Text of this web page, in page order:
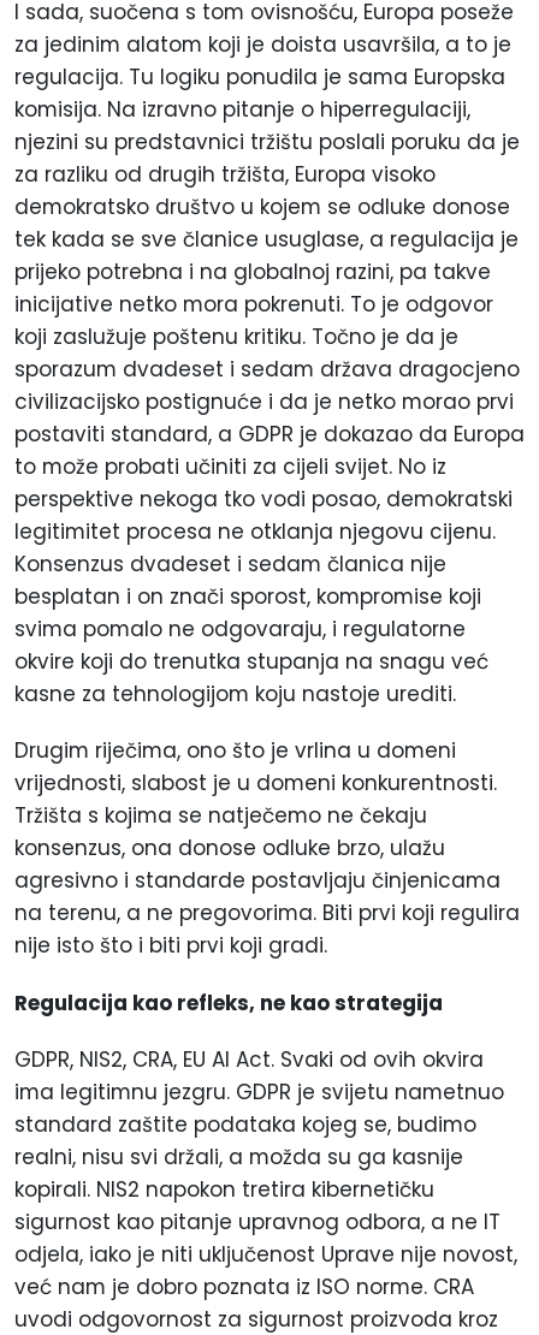
I sada, suočena s tom ovisnošću, Europa poseže
za jedinim alatom koji je doista usavršila, a to je
regulacija. Tu logiku ponudila je sama Europska
komisija. Na izravno pitanje o hiperregulaciji,
njezini su predstavnici tržištu poslali poruku da je
za razliku od drugih tržišta, Europa visoko
demokratsko društvo u kojem se odluke donose
tek kada se sve članice usuglase, a regulacija je
prijeko potrebna i na globalnoj razini, pa takve
inicijative netko mora pokrenuti. To je odgovor
koji zaslužuje poštenu kritiku. Točno je da je
sporazum dvadeset i sedam država dragocjeno
civilizacijsko postignuće i da je netko morao prvi
postaviti standard, a GDPR je dokazao da Europa
to može probati učiniti za cijeli svijet. No iz
perspektive nekoga tko vodi posao, demokratski
legitimitet procesa ne otklanja njegovu cijenu.
Konsenzus dvadeset i sedam članica nije
besplatan i on znači sporost, kompromise koji
svima pomalo ne odgovaraju, i regulatorne
okvire koji do trenutka stupanja na snagu već
kasne za tehnologijom koju nastoje urediti.
Drugim riječima, ono što je vrlina u domeni
vrijednosti, slabost je u domeni konkurentnosti.
Tržišta s kojima se natječemo ne čekaju
konsenzus, ona donose odluke brzo, ulažu
agresivno i standarde postavljaju činjenicama
na terenu, a ne pregovorima. Biti prvi koji regulira
nije isto što i biti prvi koji gradi.
Regulacija kao refleks, ne kao strategija
GDPR, NIS2, CRA, EU AI Act. Svaki od ovih okvira
ima legitimnu jezgru. GDPR je svijetu nametnuo
standard zaštite podataka kojeg se, budimo
realni, nisu svi držali, a možda su ga kasnije
kopirali. NIS2 napokon tretira kibernetičku
sigurnost kao pitanje upravnog odbora, a ne IT
odjela, iako je niti uključenost Uprave nije novost,
već nam je dobro poznata iz ISO norme. CRA
uvodi odgovornost za sigurnost proizvoda kroz